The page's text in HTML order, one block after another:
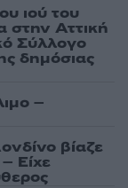
ιού του
στην Αττική
Σύλλογο
δημόσιας
–
βίαζε
Είχε